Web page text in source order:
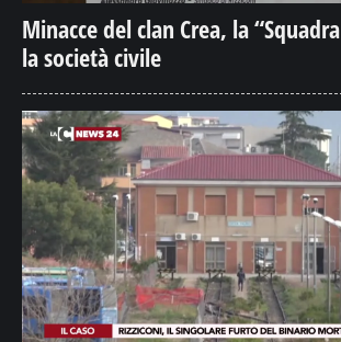
Minacce del clan Crea, la
la società civile